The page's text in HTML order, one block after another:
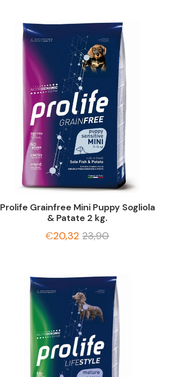
Prolife Grainfree Mini Puppy Sogliola
& Patate 2 kg.
€20,32 23,90